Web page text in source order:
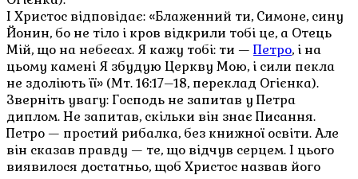
І Христос відповідає: «Блаженний ти, Симоне, сину
Йонин, бо не тіло і кров відкрили тобі це, а Отець
Мій, що на небесах. Я кажу тобі: ти — Петро, і на
цьому камені Я збудую Церкву Мою, і сили пекла
не здоліють її» (Мт. 16:17–18, переклад Огієнка).
Зверніть увагу: Господь не запитав у Петра
диплом. Не запитав, скільки він знає Писання.
Петро — простий рибалка, без книжної освіти. Але
він сказав правду — те, що відчув серцем. І цього
виявилося достатньо, щоб Христос назвав його